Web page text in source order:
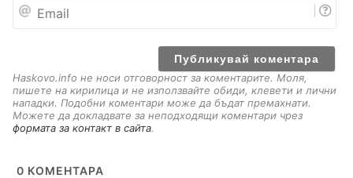
a
Haskovo.info не носи отговорност за коментарите. Моля,
пишете на кирилица и не използвайте обиди, клевети и лични
нападки. Подобни коментари може да бъдат премахнати.
Можете да докладвате за неподходящи коментари чрез
формата за контакт в сайта.
0 КОМЕНТАРА